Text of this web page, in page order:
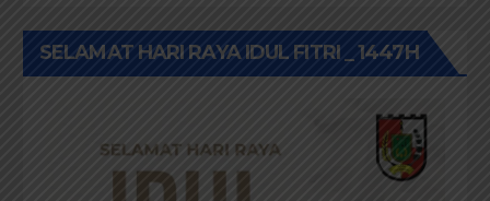
SELAMAT HARI RAYA IDUL FITRI _ 1447H